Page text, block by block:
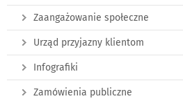
Zaangażowanie społeczne
Urząd przyjazny klientom
Infografiki
Zamówienia publiczne